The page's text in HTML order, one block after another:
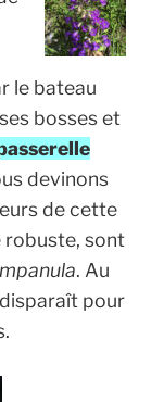
le bateau
bosses et
devinons
de cette
robuste, sont
. Au
pour